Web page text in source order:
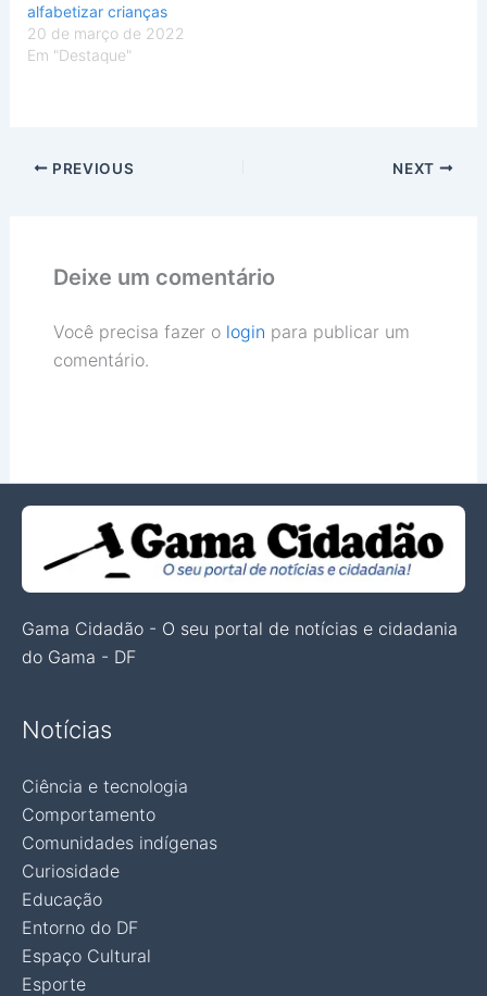
alfabetizar crianças
20 de março de 2022
Em "Destaque"
PREVIOUS NEXT
Deixe um comentário
Você precisa fazer o login para publicar um
comentário.
Gama Cidadão - O seu portal de notícias e cidadania
do Gama - DF
Notícias
Ciência e tecnologia
Comportamento
Comunidades indígenas
Curiosidade
Educação
Entorno do DF
Espaço Cultural
Esporte